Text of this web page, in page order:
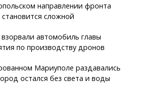
направлении фронта
становится сложной
автомобиль главы
по производству дронов
Мариуполе раздавались
остался без света и воды